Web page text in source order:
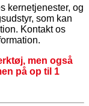
kernetjenester, og
som kan
Kontakt os
men også
på op til 1